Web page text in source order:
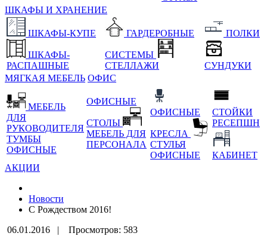
ШКАФЫ И ХРАНЕНИЕ
ШКАФЫ-КУПЕ
ШКАФЫ-
РАСПАШНЫЕ
ГАРДЕРОБНЫЕ
СИСТЕМЫ
СТЕЛЛАЖИ
ПОЛКИ
СУНДУКИ
МЯГКАЯ МЕБЕЛЬ ОФИС
МЕБЕЛЬ
ДЛЯ
РУКОВОДИТЕЛЯ
ТУМБЫ
ОФИСНЫЕ
ОФИСНЫЕ
СТОЛЫ
МЕБЕЛЬ ДЛЯ
ПЕРСОНАЛА
ОФИСНЫЕ
КРЕСЛА
СТУЛЬЯ
ОФИСНЫЕ
СТОЙКИ
РЕСЕПШН
КАБИНЕТ
АКЦИИ
Новости
С Рождеством 2016!
06.01.2016 |
Просмотров: 583